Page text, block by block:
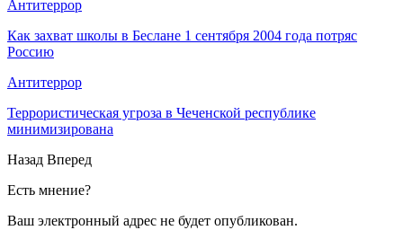
Антитеррор
Как захват школы в Беслане 1 сентября 2004 года потряс
Россию
Антитеррор
Террористическая угроза в Чеченской республике
минимизирована
Назад Вперед
Есть мнение?
Ваш электронный адрес не будет опубликован.